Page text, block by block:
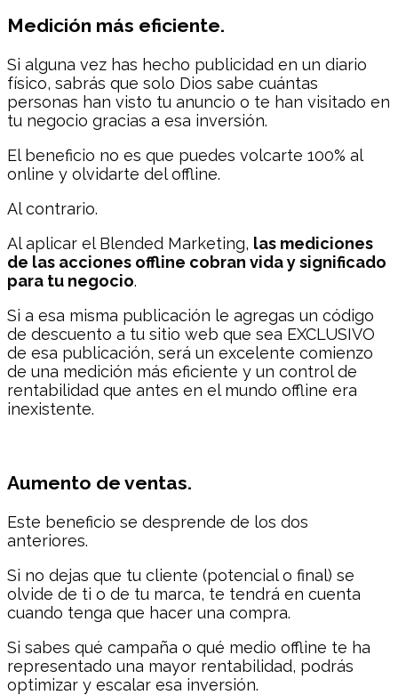
Medición más eficiente.
Si alguna vez has hecho publicidad en un diario
físico, sabrás que solo Dios sabe cuántas
personas han visto tu anuncio o te han visitado en
tu negocio gracias a esa inversión.
El beneficio no es que puedes volcarte 100% al
online y olvidarte del offline.
Al contrario.
Al aplicar el Blended Marketing, las mediciones
de las acciones offline cobran vida y significado
para tu negocio.
Si a esa misma publicación le agregas un código
de descuento a tu sitio web que sea EXCLUSIVO
de esa publicación, será un excelente comienzo
de una medición más eficiente y un control de
rentabilidad que antes en el mundo offline era
inexistente.
Aumento de ventas.
Este beneficio se desprende de los dos
anteriores.
Si no dejas que tu cliente (potencial o final) se
olvide de ti o de tu marca, te tendrá en cuenta
cuando tenga que hacer una compra.
Si sabes qué campaña o qué medio offline te ha
representado una mayor rentabilidad, podrás
optimizar y escalar esa inversión.